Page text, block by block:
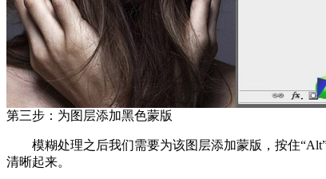
第三步：为图层添加黑色蒙版
模糊处理之后我们需要为该图层添加蒙版，按住“Alt”
清晰起来。